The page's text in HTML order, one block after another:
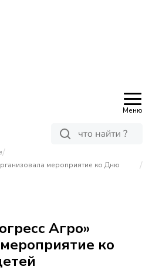
Меню
/
мероприятие ко Дню
/
Агро»
ко